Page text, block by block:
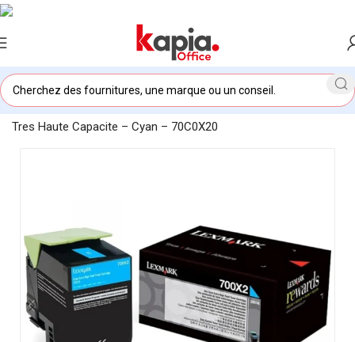
Accueil/KAPIA OFFICE MAROC/Toner Lexmark 700X2 CS510
Tres Haute Capacite – Cyan – 70C0X20